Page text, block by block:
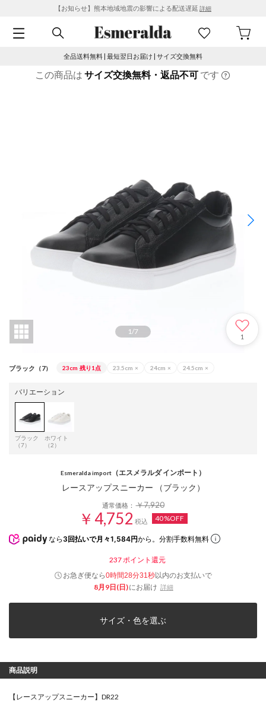
【お知らせ】熊本地域地震の影響による配送遅延 詳細
全品送料無料 | 最短翌日お届け | サイズ交換無料
この商品は サイズ交換無料・返品不可 です
1/7
1
ブラック（7） 23cm 残り1点 23.5cm × 24cm × 24.5cm ×
バリエーション
ブラック
（7）
ホワイト
（2）
Esmeralda import （エスメラルダ インポート）
レースアップスニーカー （ブラック）
通常価格：￥7,920
￥4,752 税込 40%OFF
なら 3回払いで月々1,584円から。分割手数料無料
237 ポイント還元
お急ぎ便なら0時間28分30秒以内のお支払いで
8月9日(日)にお届け 詳細
サイズ・色を選ぶ
商品説明
【レースアップスニーカー】DR22